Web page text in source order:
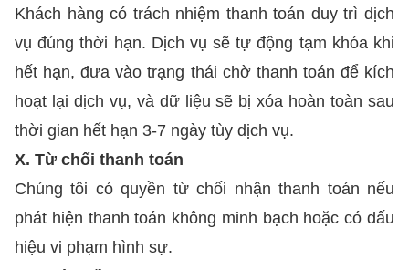
Khách hàng có trách nhiệm thanh toán duy trì dịch
vụ đúng thời hạn. Dịch vụ sẽ tự động tạm khóa khi
hết hạn, đưa vào trạng thái chờ thanh toán để kích
hoạt lại dịch vụ, và dữ liệu sẽ bị xóa hoàn toàn sau
thời gian hết hạn 3-7 ngày tùy dịch vụ.
X. Từ chối thanh toán
Chúng tôi có quyền từ chối nhận thanh toán nếu
phát hiện thanh toán không minh bạch hoặc có dấu
hiệu vi phạm hình sự.